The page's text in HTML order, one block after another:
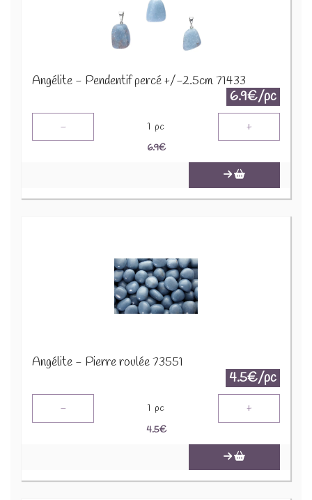
Angélite - Pendentif percé +/-2.5cm 71433
6.9€/pc
- 1 pc +
6.9€
Angélite - Pierre roulée 73551
4.5€/pc
- 1 pc +
4.5€